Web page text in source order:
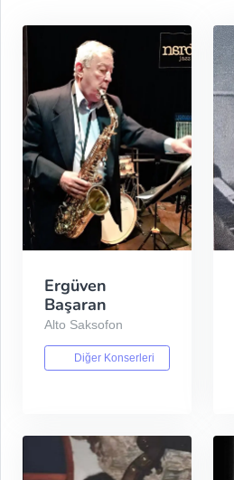
Ergüven
Başaran
Alto Saksofon
Diğer Konserleri